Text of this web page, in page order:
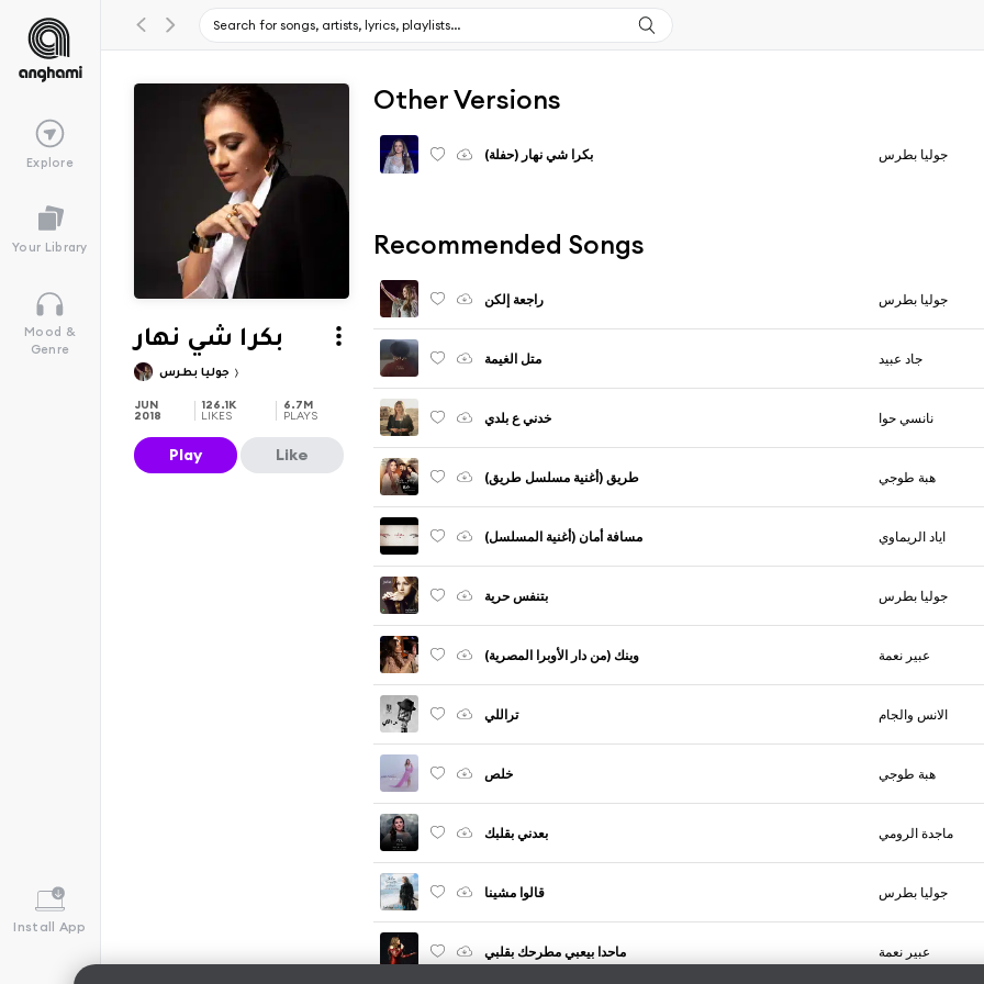
Explore
Your Library
Mood &
Genre
Install App
بكرا شي نهار
JUN
2018
126.1K
LIKES
6.7M
PLAYS
Play Like
Other Versions
بكرا شي نهار (حفلة) جوليا بطرس
Recommended Songs
راجعة إلكن جوليا بطرس
متل الغيمة جاد عبيد
خدني ع بلدي نانسي حوا
طريق (أغنية مسلسل طريق) هبة طوجي
مسافة أمان (أغنية المسلسل) اياد الريماوي
بتنفس حرية جوليا بطرس
وينك (من دار الأوبرا المصرية) عبير نعمة
تراللي الانس والجام
خلص هبة طوجي
بعدني بقلبك ماجدة الرومي
قالوا مشينا جوليا بطرس
ماحدا بيعبي مطرحك بقلبي عبير نعمة